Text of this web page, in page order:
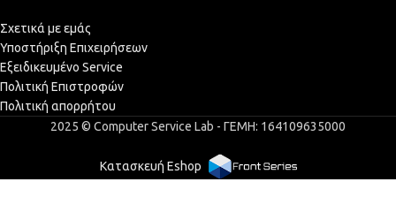
Σχετικά με εμάς
Υποστήριξη Επιχειρήσεων
Εξειδικευμένο Service
Πολιτική Επιστροφών
Πολιτική απορρήτου
2025 © Computer Service Lab - ΓΕΜΗ: 164109635000
Κατασκευή Eshop